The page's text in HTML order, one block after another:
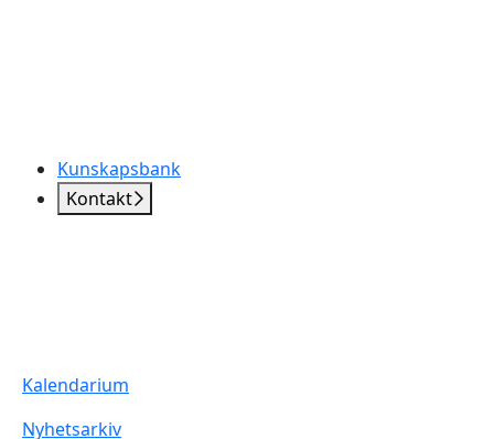
Kunskapsbank
Kontakt
Kalendarium
Nyhetsarkiv